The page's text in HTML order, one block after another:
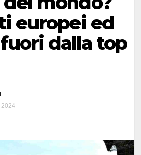
europei ed
dalla top